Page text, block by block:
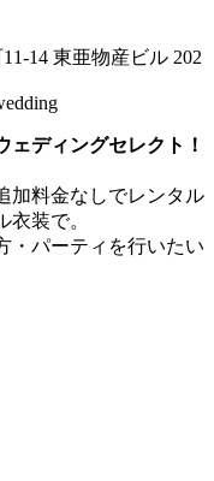
14 東亜物産ビル 202
ェディングセレクト！
加料金なしでレンタル
装で。
・パーティを行いたい